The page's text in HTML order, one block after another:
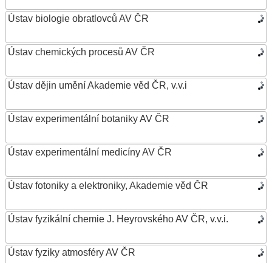
Ústav biologie obratlovců AV ČR
Ústav chemických procesů AV ČR
Ústav dějin umění Akademie věd ČR, v.v.i
Ústav experimentální botaniky AV ČR
Ústav experimentální medicíny AV ČR
Ústav fotoniky a elektroniky, Akademie věd ČR
Ústav fyzikální chemie J. Heyrovského AV ČR, v.v.i.
Ústav fyziky atmosféry AV ČR